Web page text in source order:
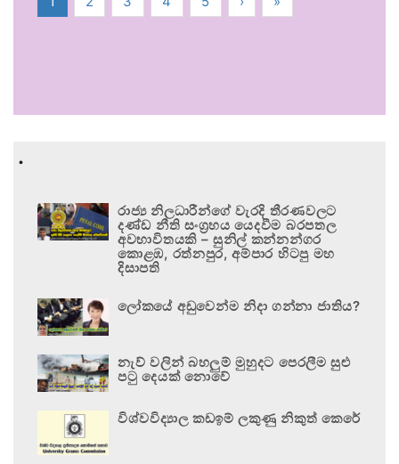
.
රාජ්‍ය නිලධාරීන්ගේ වැරදි තීරණවලට
දණ්ඩ නීති සංග්‍රහය යෙදවීම බරපතල
අවභාවිතයකි – සුනිල් කන්නන්ගර
කොළඹ, රත්නපුර, අම්පාර හිටපු මහ
දිසාපති
ලෝකයේ අඩුවෙන්ම නිදා ගන්නා ජාතිය?
නැව් වලින් බහලුම් මුහුදට පෙරලීම සුළු
පටු දෙයක් නොවේ
විශ්වවිද්‍යාල කඩඉම් ලකුණු නිකුත් කෙරේ